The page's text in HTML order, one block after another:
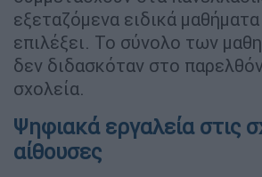
εξεταζόμενα ειδικά
επιλέξει. Το σύνολο των
δεν διδασκόταν στο
σχολεία.
Ψηφιακά εργαλεία στις
αίθουσες